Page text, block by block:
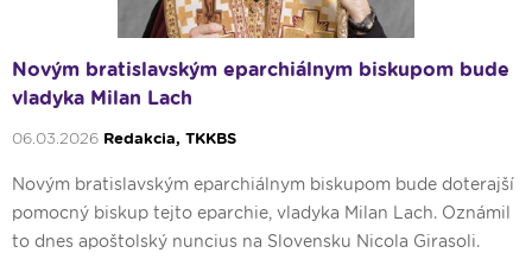
Novým bratislavským eparchiálnym biskupom bude
vladyka Milan Lach
06.03.2026 Redakcia, TKKBS
Novým bratislavským eparchiálnym biskupom bude doterajší
pomocný biskup tejto eparchie, vladyka Milan Lach. Oznámil
to dnes apoštolský nuncius na Slovensku Nicola Girasoli.